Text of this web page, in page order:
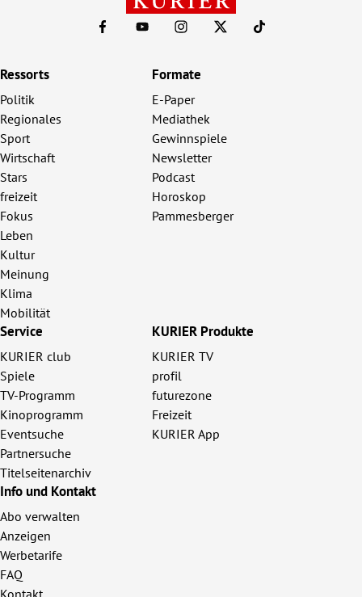
Ressorts
Politik
Regionales
Sport
Wirtschaft
Stars
freizeit
Fokus
Leben
Kultur
Meinung
Klima
Mobilität
Formate
E-Paper
Mediathek
Gewinnspiele
Newsletter
Podcast
Horoskop
Pammesberger
Service
KURIER club
Spiele
TV-Programm
Kinoprogramm
Eventsuche
Partnersuche
Titelseitenarchiv
KURIER Produkte
KURIER TV
profil
futurezone
Freizeit
KURIER App
Info und Kontakt
Abo verwalten
Anzeigen
Werbetarife
FAQ
Kontakt